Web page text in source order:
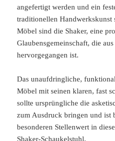
angefertigt werden und ein
traditionellen Handwerkskunst
Möbel sind die Shaker, eine
Glaubensgemeinschaft, die
hervorgegangen ist.
Das unaufdringliche,
Möbel mit seinen klaren, fast
sollte ursprüngliche die
zum Ausdruck bringen und ist
besonderen Stellenwert in
Shaker-Schaukelstuhl.